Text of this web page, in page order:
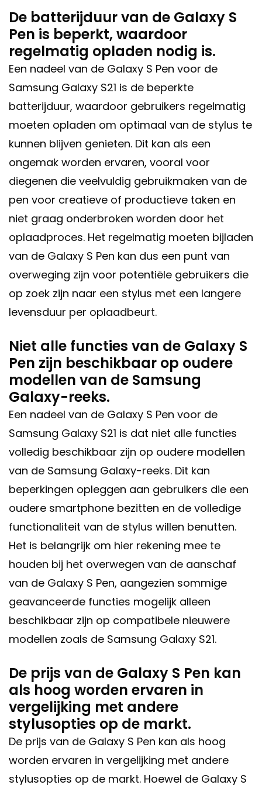
De batterijduur van de Galaxy S
Pen is beperkt, waardoor
regelmatig opladen nodig is.
Een nadeel van de Galaxy S Pen voor de
Samsung Galaxy S21 is de beperkte
batterijduur, waardoor gebruikers regelmatig
moeten opladen om optimaal van de stylus te
kunnen blijven genieten. Dit kan als een
ongemak worden ervaren, vooral voor
diegenen die veelvuldig gebruikmaken van de
pen voor creatieve of productieve taken en
niet graag onderbroken worden door het
oplaadproces. Het regelmatig moeten bijladen
van de Galaxy S Pen kan dus een punt van
overweging zijn voor potentiële gebruikers die
op zoek zijn naar een stylus met een langere
levensduur per oplaadbeurt.
Niet alle functies van de Galaxy S
Pen zijn beschikbaar op oudere
modellen van de Samsung
Galaxy-reeks.
Een nadeel van de Galaxy S Pen voor de
Samsung Galaxy S21 is dat niet alle functies
volledig beschikbaar zijn op oudere modellen
van de Samsung Galaxy-reeks. Dit kan
beperkingen opleggen aan gebruikers die een
oudere smartphone bezitten en de volledige
functionaliteit van de stylus willen benutten.
Het is belangrijk om hier rekening mee te
houden bij het overwegen van de aanschaf
van de Galaxy S Pen, aangezien sommige
geavanceerde functies mogelijk alleen
beschikbaar zijn op compatibele nieuwere
modellen zoals de Samsung Galaxy S21.
De prijs van de Galaxy S Pen kan
als hoog worden ervaren in
vergelijking met andere
stylusopties op de markt.
De prijs van de Galaxy S Pen kan als hoog
worden ervaren in vergelijking met andere
stylusopties op de markt. Hoewel de Galaxy S